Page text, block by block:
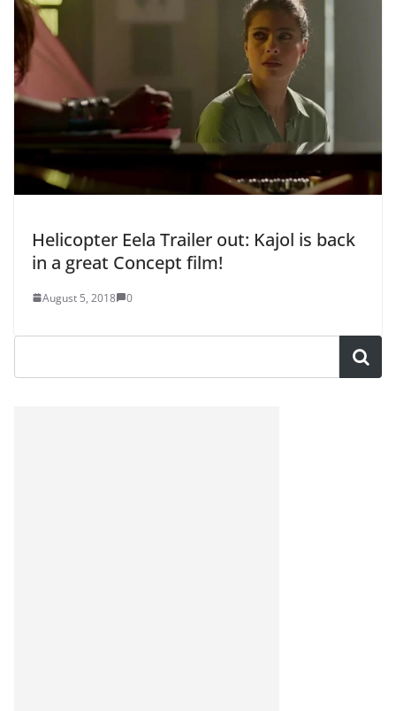
Helicopter Eela Trailer out: Kajol is back
in a great Concept film!
August 5, 2018 0